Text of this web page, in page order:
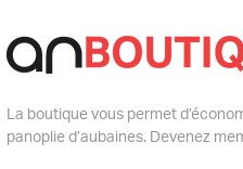
La boutique vous permet
panoplie d’aubaines. Devenez